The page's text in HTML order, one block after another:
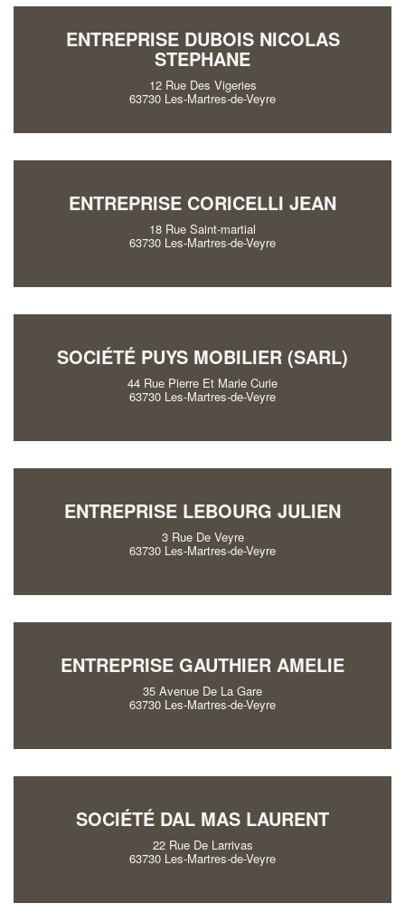
ENTREPRISE DUBOIS NICOLAS
STEPHANE
12 Rue Des Vigeries
63730 Les-Martres-de-Veyre
ENTREPRISE CORICELLI JEAN
18 Rue Saint-martial
63730 Les-Martres-de-Veyre
SOCIÉTÉ PUYS MOBILIER (SARL)
44 Rue Pierre Et Marie Curie
63730 Les-Martres-de-Veyre
ENTREPRISE LEBOURG JULIEN
3 Rue De Veyre
63730 Les-Martres-de-Veyre
ENTREPRISE GAUTHIER AMELIE
35 Avenue De La Gare
63730 Les-Martres-de-Veyre
SOCIÉTÉ DAL MAS LAURENT
22 Rue De Larrivas
63730 Les-Martres-de-Veyre